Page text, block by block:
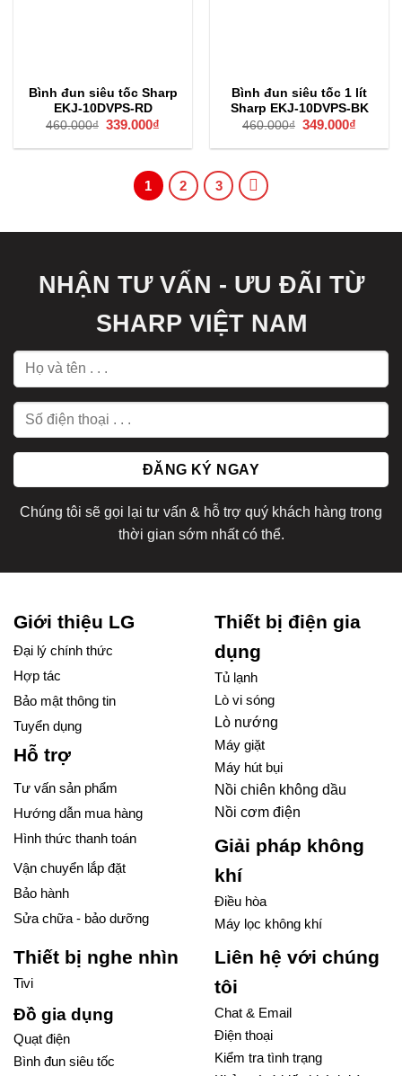
Bình đun siêu tốc Sharp
EKJ-10DVPS-RD
460.000₫ Giá
là:
339.000₫
tại
339.000₫.
Bình đun siêu tốc 1 lít
Sharp EKJ-10DVPS-BK
460.000₫ Giá
là:
349.000₫
tại
1 2 3
NHẬN TƯ VẤN - ƯU ĐÃI TỪ
SHARP VIỆT NAM
Chúng tôi sẽ gọi lại tư vấn & hỗ trợ quý khách hàng trong
thời gian sớm nhất có thể.
Giới thiệu LG
Đại lý chính thức
Hợp tác
Bảo mật thông tin
Tuyển dụng
Hỗ trợ
Tư vấn sản phẩm
Hướng dẫn mua hàng
Hình thức thanh toán
Vận chuyển lắp đặt
Bảo hành
Sửa chữa - bảo dưỡng
Thiết bị điện gia
dụng
Tủ lạnh
Lò vi sóng
Lò nướng
Máy giặt
Máy hút bụi
Nồi chiên không dầu
Nồi cơm điện
Giải pháp không
khí
Điều hòa
Máy lọc không khí
Thiết bị nghe nhìn
Tivi
Đồ gia dụng
Quạt điện
Bình đun siêu tốc
Liên hệ với chúng
tôi
Chat & Email
Điện thoại
Kiểm tra tình trạng